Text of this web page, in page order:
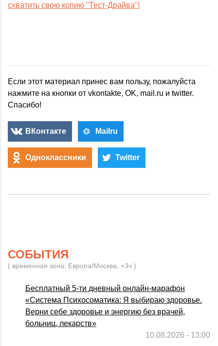
схватить свою копию "Тест-Драйва"!
Если этот материал принес вам пользу, пожалуйста
нажмите на кнопки от vkontakte, OK, mail.ru и twitter.
Спасибо!
ВКонтакте Mailru
Одноклассники Twitter
СОБЫТИЯ
( временная зона: Европа/Москва, +3ч )
Бесплатный 5-ти дневный онлайн-марафон
«Система Психосоматика: Я выбираю здоровье.
Верни себе здоровье и энергию без врачей,
больниц, лекарств»
10.08.2026 - 13:00